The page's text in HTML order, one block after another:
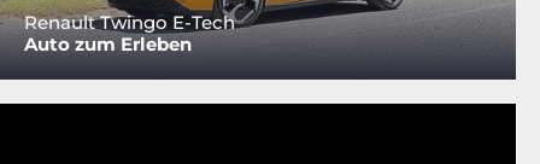
Renault Twingo E-Tech
Auto zum Erleben